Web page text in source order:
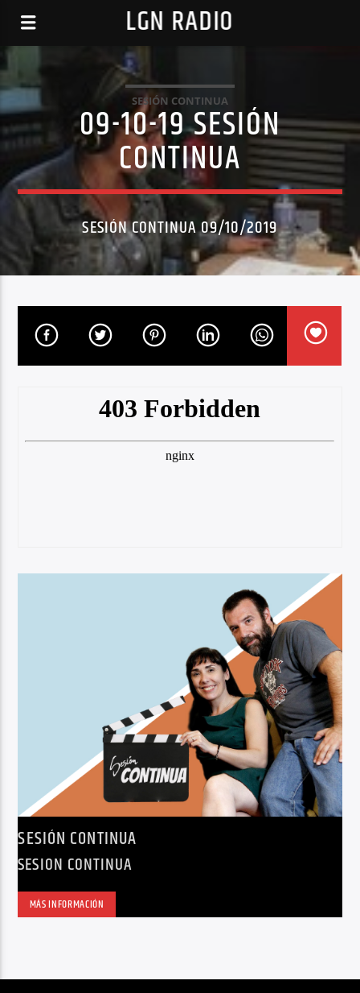
LGN RADIO
SESIÓN CONTINUA
09-10-19 SESIÓN
CONTINUA
SESIÓN CONTINUA 09/10/2019
SESIÓN CONTINUA
SESION CONTINUA
MÁS INFORMACIÓN